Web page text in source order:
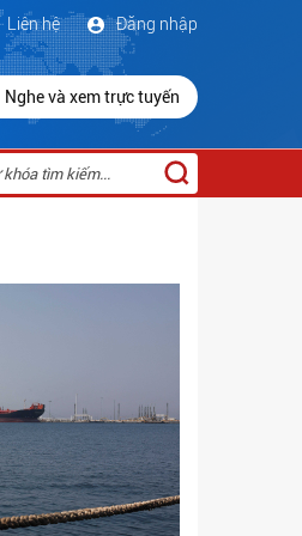
Đăng nhập
Liên hệ
Nghe và xem trực tuyến